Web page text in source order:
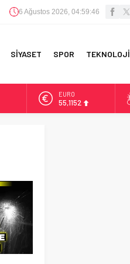
6 Ağustos 2026, 04:59:47
SİYASET SPOR TEKNOLOJİ
EURO
55,1152